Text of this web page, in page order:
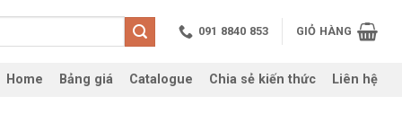
091 8840 853 GIỎ HÀNG
Home Bảng giá Catalogue Chia sẻ kiến thức Liên hệ